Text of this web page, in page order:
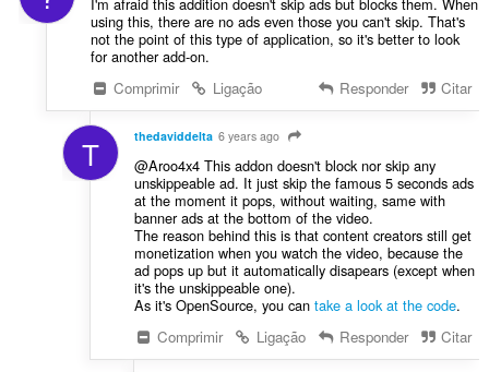
using this, there are no ads even those you can't skip. That's
not the point of this type of application, so it's better to look
for another add-on.
Comprimir
Ligação Responder Citar
T thedaviddelta 6 years ago
@Aroo4x4 This addon doesn't block nor skip any
unskippeable ad. It just skip the famous 5 seconds ads
at the moment it pops, without waiting, same with
banner ads at the bottom of the video.
The reason behind this is that content creators still get
monetization when you watch the video, because the
ad pops up but it automatically disapears (except when
it's the unskippeable one).
As it's OpenSource, you can take a look at the code.
Comprimir
Ligação Responder Citar